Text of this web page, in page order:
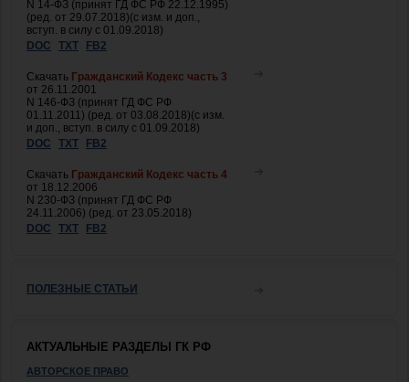
N 14-ФЗ (принят ГД ФС РФ 22.12.1995)
(ред. от 29.07.2018)(с изм. и доп.,
вступ. в силу с 01.09.2018)
DOC
TXT FB2
Скачать Гражданский Кодекс часть 3
от 26.11.2001
N 146-ФЗ (принят ГД ФС РФ
01.11.2011) (ред. от 03.08.2018)(с изм.
и доп., вступ. в силу с 01.09.2018)
DOC
TXT FB2
Скачать Гражданский Кодекс часть 4
от 18.12.2006
N 230-ФЗ (принят ГД ФС РФ
24.11.2006) (ред. от 23.05.2018)
DOC
TXT FB2
ПОЛЕЗНЫЕ СТАТЬИ
АКТУАЛЬНЫЕ РАЗДЕЛЫ ГК РФ
АВТОРСКОЕ ПРАВО